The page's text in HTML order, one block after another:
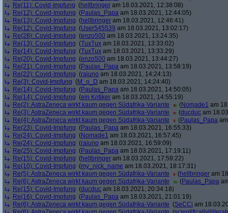
Re(11): Covid-Impfung (hellbringer am 18.03.2021, 12:38:08)
Re(12): Covid-Impfung (Paulas_Papa am 18.03.2021, 12:44:05)
Re(13): Covid-Impfung (hellbringer am 18.03.2021, 12:46:41)
Re(12): Covid-Impfung (User545539 am 18.03.2021, 13:02:17)
Re(28): Covid-Impfung (enzo500 am 18.03.2021, 13:24:35)
Re(13): Covid-Impfung (TuxTux am 18.03.2021, 13:33:02)
Re(14): Covid-Impfung (TuxTux am 18.03.2021, 13:33:29)
Re(20): Covid-Impfung (enzo500 am 18.03.2021, 13:44:27)
Re(21): Covid-Impfung (Paulas_Papa am 18.03.2021, 13:58:19)
Re(22): Covid-Impfung (raiuno am 18.03.2021, 14:24:13)
Re(3): Covid-Impfung (M_o_D am 18.03.2021, 14:24:40)
Re(14): Covid-Impfung (Paulas_Papa am 18.03.2021, 14:50:05)
Re(14): Covid-Impfung (ein Kritiker am 18.03.2021, 14:55:19)
Re(2): AstraZeneca wirkt kaum gegen Südafrika-Variante
(Nomade1 am
Re(3): AstraZeneca wirkt kaum gegen Südafrika-Variante
(ducduc am
Re(4): AstraZeneca wirkt kaum gegen Südafrika-Variante
(Paulas_Papa
Re(23): Covid-Impfung (Paulas_Papa am 18.03.2021, 16:55:33)
Re(24): Covid-Impfung (Nomade1 am 18.03.2021, 16:57:45)
Re(24): Covid-Impfung (raiuno am 18.03.2021, 16:59:09)
Re(25): Covid-Impfung (Paulas_Papa am 18.03.2021, 17:19:11)
Re(15): Covid-Impfung (hellbringer am 18.03.2021, 17:59:22)
Re(10): Covid-Impfung (my_nick_name am 18.03.2021, 18:17:31)
Re(5): AstraZeneca wirkt kaum gegen Südafrika-Variante
(hellbringer am
Re(6): AstraZeneca wirkt kaum gegen Südafrika-Variante
(Paulas_Papa
Re(15): Covid-Impfung (ducduc am 18.03.2021, 20:34:18)
Re(16): Covid-Impfung (Paulas_Papa am 18.03.2021, 21:01:19)
Re(6): AstraZeneca wirkt kaum gegen Südafrika-Variante (SeCCi am